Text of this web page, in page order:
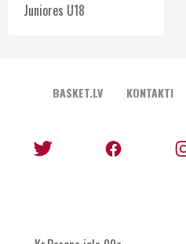
Juniores U18
BASKET.LV KONTAKTI